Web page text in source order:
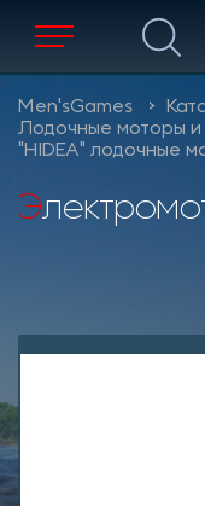
Men'sGames
Лодочные моторы и
"HIDEA" лодочные